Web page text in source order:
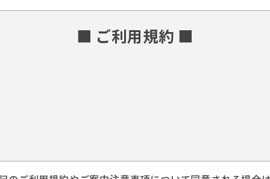
■ ご利用規約 ■